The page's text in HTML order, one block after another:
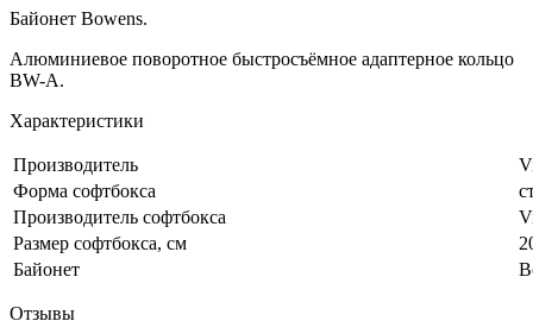
Байонет Bowens.
Алюминиевое поворотное быстросъёмное адаптерное кольцо
BW-A.
Характеристики
Производитель
Форма софтбокса
Производитель софтбокса
Размер софтбокса, см
Байонет
Отзывы